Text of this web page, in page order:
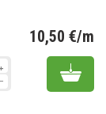
10,50 €/m
Add